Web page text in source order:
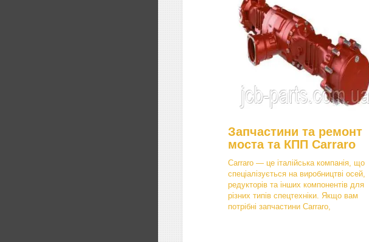
Запчастини та ремонт
моста та КПП Carraro
Carraro — це італійська компанія, що
спеціалізується на виробництві осей,
редукторів та інших компонентів для
різних типів спецтехніки. Якщо вам
потрібні запчастини Carraro,